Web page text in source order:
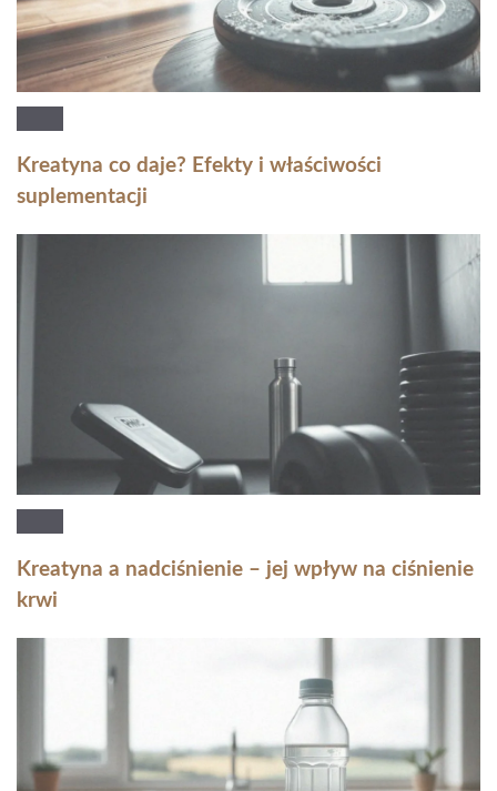
Kreatyna co daje? Efekty i właściwości
suplementacji
Kreatyna a nadciśnienie – jej wpływ na ciśnienie
krwi